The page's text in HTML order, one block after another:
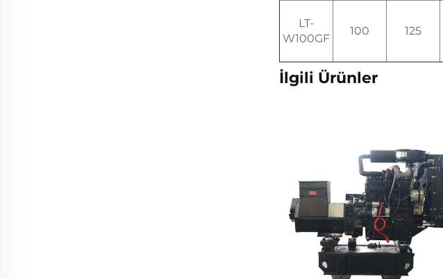
LT-
W100GF
100 125
İlgili Ürünler